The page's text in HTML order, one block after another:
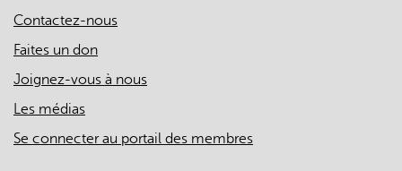
Contactez-nous
Faites un don
Joignez-vous à nous
Les médias
Se connecter au portail des membres